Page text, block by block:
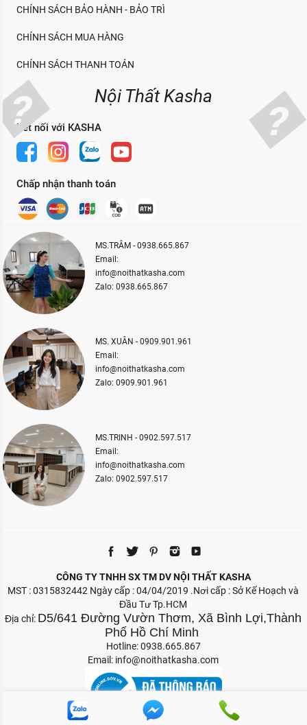
CHÍNH SÁCH BẢO HÀNH - BẢO TRÌ
CHÍNH SÁCH MUA HÀNG
CHÍNH SÁCH THANH TOÁN
Nội Thất Kasha
Kết nối với KASHA
Chấp nhận thanh toán
MS.TRÂM - 0938.665.867
Email:
info@noithatkasha.com
Zalo: 0938.665.867
MS. XUÂN - 0909.901.961
Email:
info@noithatkasha.com
Zalo: 0909.901.961
MS.TRINH - 0902.597.517
Email:
info@noithatkasha.com
Zalo: 0902.597.517
CÔNG TY TNHH SX TM DV NỘI THẤT KASHA
MST : 0315832442 Ngày cấp : 04/04/2019 .Nơi cấp : Sở Kế Hoạch và
Đầu Tư Tp.HCM
Địa chỉ: D5/641 Đường Vườn Thơm, Xã Bình Lợi,Thành
Phố Hồ Chí Minh
Hotline: 0938.665.867
Email: info@noithatkasha.com